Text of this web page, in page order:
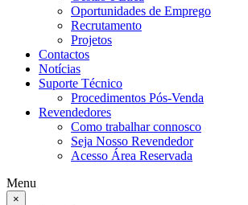
Oportunidades de Emprego
Recrutamento
Projetos
Contactos
Notícias
Suporte Técnico
Procedimentos Pós-Venda
Revendedores
Como trabalhar connosco
Seja Nosso Revendedor
Acesso Área Reservada
Menu
×